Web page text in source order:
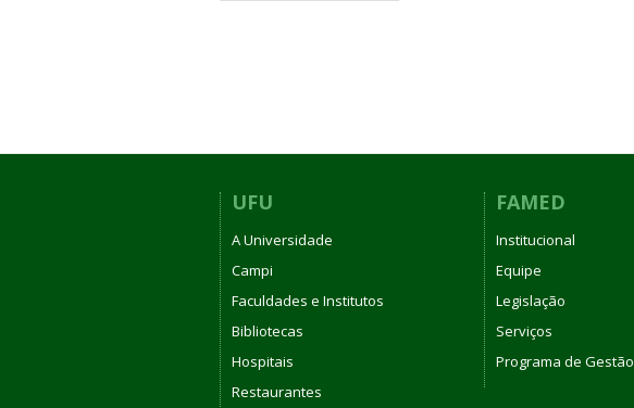
UFU
A Universidade
Campi
Faculdades e Institutos
Bibliotecas
Hospitais
Restaurantes
FAMED
Institucional
Equipe
Legislação
Serviços
Programa de Gestão